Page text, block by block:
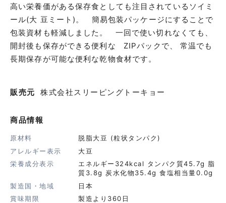
高い栄養価がある保存食としても注目されているソイミ
ール(大 豆ミート)。 簡易包装パッケージにすることで
包装資材も軽減しました。 一回で使い切れなくても、
開封後も保存ができる便利な ZIPパックで、 常温でも
販売元 株式会社スリーピングトーキョー
商品情報
原材料
脱脂大豆 (粒状タンパク)
アレルギー表示
大豆
栄養成分表示
エネルギー324kcal タンパク質45.7g 脂
質3.8g 炭水化物35.4g 食塩相当量0.0g
製造国・地域
日本
賞味期限
製造より360日